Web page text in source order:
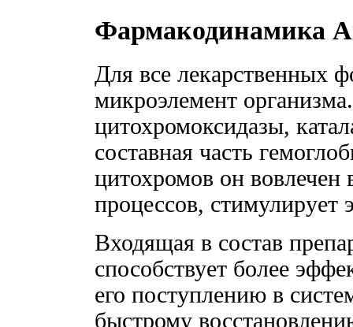
Фармакодинамика
Для все
микроэлемент
цитохромоксидазы,
составная часть
цитохромов он вовлечен
процессов, стимулирует
Входящая в состав
способствует более
его поступлению в
быстрому